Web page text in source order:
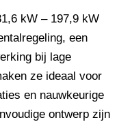
kW – 197,9 kW
een
bij lage
ze ideaal voor
en nauwkeurige
ontwerp zijn